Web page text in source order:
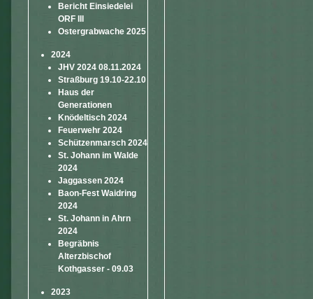
Bericht Einsiedelei
ORF III
Ostergrabwache 2025
2024
JHV 2024 08.11.2024
Straßburg 19.10-22.10
Haus der
Generationen
Knödeltisch 2024
Feuerwehr 2024
Schützenmarsch 2024
St. Johann im Walde
2024
Jaggassen 2024
Baon-Fest Waidring
2024
St. Johann in Ahrn
2024
Begräbnis
Alterzbischof
Kothgasser - 09.03
2023